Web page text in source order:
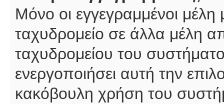
Μόνο οι εγγεγραμμένοι
ταχυδρομείο σε άλλα μέλη
ταχυδρομείου του
ενεργοποιήσει αυτή την
κακόβουλη χρήση του